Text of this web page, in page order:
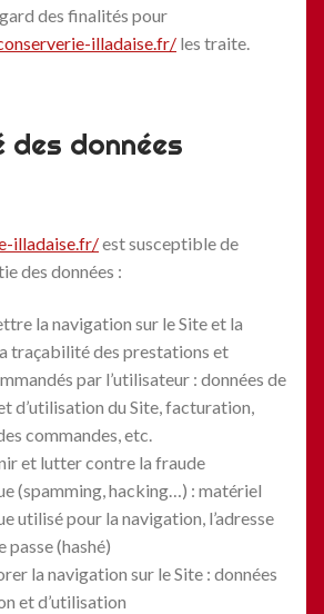
des finalités pour
illadaise.fr/ les traite.
des données
illadaise.fr/est susceptible de
des données :
la navigation sur le Site et la
traçabilité des prestations et
par l’utilisateur : données de
d’utilisation du Site, facturation,
commandes, etc.
et lutter contre la fraude
(spamming, hacking…) : matériel
utilisé pour la navigation, l’adresse
passe (hashé)
la navigation sur le Site : données
et d’utilisation